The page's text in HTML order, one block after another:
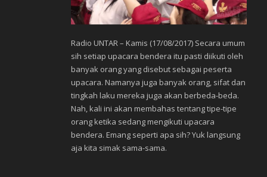
Radio UNTAR – Kamis (17/08/2017) Secara umum
sih setiap upacara bendera itu pasti diikuti oleh
banyak orang yang disebut sebagai peserta
upacara. Namanya juga banyak orang, sifat dan
tingkah laku mereka juga akan berbeda-beda.
Nah, kali ini akan membahas tentang tipe-tipe
orang ketika sedang mengikuti upacara
bendera. Emang seperti apa sih? Yuk langsung
aja kita simak sama-sama.